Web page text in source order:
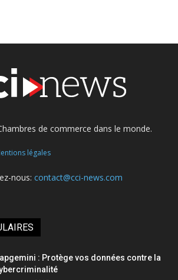
de commerce dans le monde.
légales
nous: contact@cci-news.com
: Protège vos données contre la